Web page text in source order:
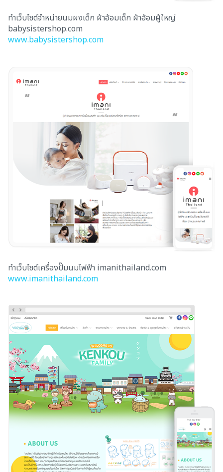
ทำเว็บไซต์จำหน่ายนมผงเด็ก ผ้าอ้อมเด็ก ผ้าอ้อมผู้ใหญ่
babysistershop.com
www.babysistershop.com
ทำเว็บไซต์เครื่องปั๊มนมไฟฟ้า imanithailand.com
www.imanithailand.com